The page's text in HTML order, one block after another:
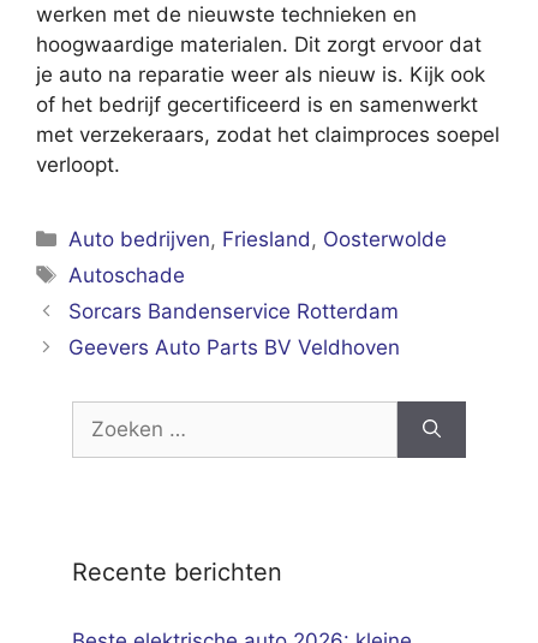
werken met de nieuwste technieken en
hoogwaardige materialen. Dit zorgt ervoor dat
je auto na reparatie weer als nieuw is. Kijk ook
of het bedrijf gecertificeerd is en samenwerkt
met verzekeraars, zodat het claimproces soepel
verloopt.
Categorieën
Auto bedrijven, Friesland , Oosterwolde
Tags
Autoschade
Sorcars Bandenservice Rotterdam
Geevers Auto Parts BV Veldhoven
naar:
Recente berichten